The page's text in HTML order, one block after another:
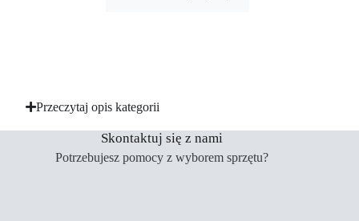
Przeczytaj opis kategorii
Skontaktuj się z nami
Potrzebujesz pomocy z wyborem sprzętu?